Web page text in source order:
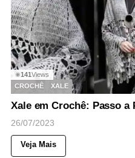
◉141Views
CROCHÊ
XALE
Xale em Crochê: Passo a
26/07/2023
Veja Mais